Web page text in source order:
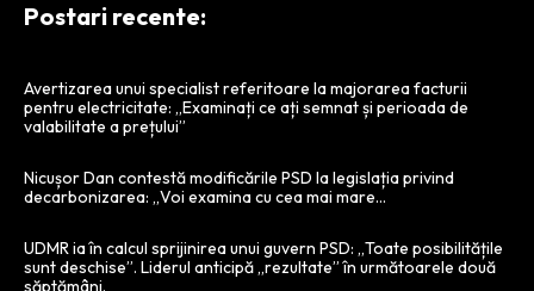
Postari recente:
Avertizarea unui specialist referitoare la majorarea facturii
pentru electricitate: „Examinați ce ați semnat și perioada de
valabilitate a prețului”
Nicușor Dan contestă modificările PSD la legislația privind
decarbonizarea: „Voi examina cu cea mai mare…
UDMR ia în calcul sprijinirea unui guvern PSD: „Toate posibilitățile
sunt deschise”. Liderul anticipă „rezultate” în următoarele două
săptămâni.